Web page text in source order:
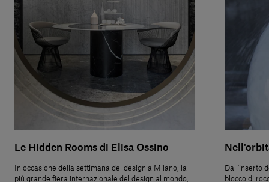
Le Hidden Rooms di Elisa Ossino
In occasione della settimana del design a Milano, la
più grande fiera internazionale del design al mondo,
Dall'inserto
blocco di